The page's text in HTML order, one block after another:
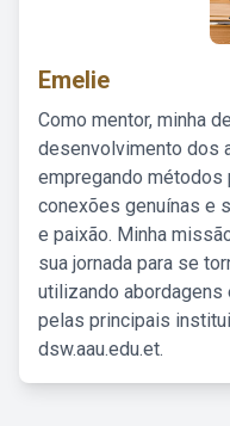
Emelie
Como mentor, minha
desenvolvimento dos
empregando
conexões genuínas e
e paixão. Minha
sua jornada para se
utilizando abordagens
pelas principais
dsw.aau.edu.et.